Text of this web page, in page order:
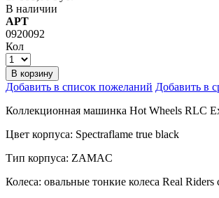
В наличии
АРТ
0920092
Кол
В корзину
Добавить в список пожеланий Добавить в
Коллекционная машинка Hot Wheels RLC
Цвет корпуса: Spectraflame true black
Тип корпуса: ZAMAC
Колеса: овальные тонкие колеса Real